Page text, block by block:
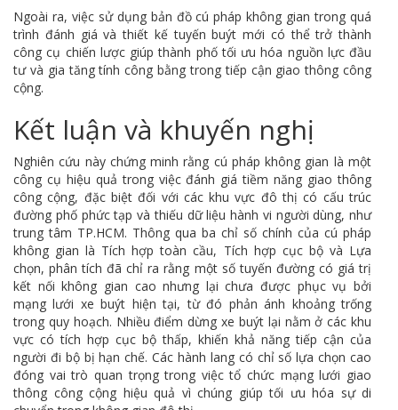
Ngoài ra, việc sử dụng bản đồ cú pháp không gian trong quá
trình đánh giá và thiết kế tuyến buýt mới có thể trở thành
công cụ chiến lược giúp thành phố tối ưu hóa nguồn lực đầu
tư và gia tăng tính công bằng trong tiếp cận giao thông công
cộng.
Kết luận và khuyến nghị
Nghiên cứu này chứng minh rằng cú pháp không gian là một
công cụ hiệu quả trong việc đánh giá tiềm năng giao thông
công cộng, đặc biệt đối với các khu vực đô thị có cấu trúc
đường phố phức tạp và thiếu dữ liệu hành vi người dùng, như
trung tâm TP.HCM. Thông qua ba chỉ số chính của cú pháp
không gian là Tích hợp toàn cầu, Tích hợp cục bộ và Lựa
chọn, phân tích đã chỉ ra rằng một số tuyến đường có giá trị
kết nối không gian cao nhưng lại chưa được phục vụ bởi
mạng lưới xe buýt hiện tại, từ đó phản ánh khoảng trống
trong quy hoạch. Nhiều điểm dừng xe buýt lại nằm ở các khu
vực có tích hợp cục bộ thấp, khiến khả năng tiếp cận của
người đi bộ bị hạn chế. Các hành lang có chỉ số lựa chọn cao
đóng vai trò quan trọng trong việc tổ chức mạng lưới giao
thông công cộng hiệu quả vì chúng giúp tối ưu hóa sự di